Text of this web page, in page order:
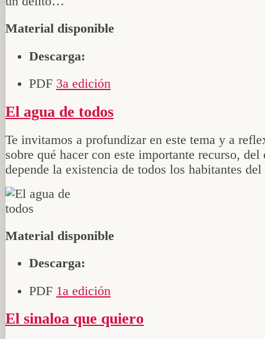
Material disponible
Descarga:
PDF 3a edición
El agua de todos
Te invitamos a profundizar en este tema y a
sobre qué hacer con este importante recurso, del
depende la existencia de todos los habitantes del
Material disponible
Descarga:
PDF 1a edición
El sinaloa que quiero